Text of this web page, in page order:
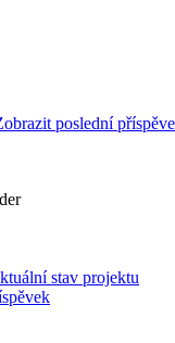
poslední
stav projektu